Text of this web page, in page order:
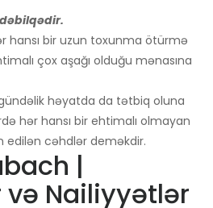
hansı bir uzun toxunma ötürmə
çox aşağı olduğu mənasına
həyatda da tətbiq oluna
hər hansı bir ehtimalı olmayan
edilən cəhdlər deməkdir.
|
Nailiyyətlər